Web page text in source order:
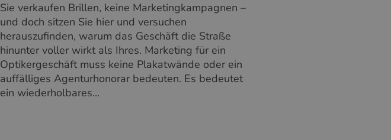
Sie verkaufen Brillen, keine Marketingkampagnen –
und doch sitzen Sie hier und versuchen
herauszufinden, warum das Geschäft die Straße
hinunter voller wirkt als Ihres. Marketing für ein
Optikergeschäft muss keine Plakatwände oder ein
auffälliges Agenturhonorar bedeuten. Es bedeutet
ein wiederholbares...